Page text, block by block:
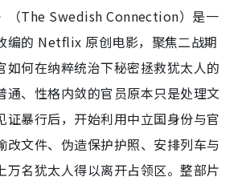
（The Swedish Connection）是一
编的 Netflix 原创电影，聚焦二战期
如何在纳粹统治下秘密拯救犹太人的
通、性格内敛的官员原本只是处理文
证暴行后，开始利用中立国身份与官
改文件、伪造保护护照、安排列车与
万名犹太人得以离开占领区。整部片